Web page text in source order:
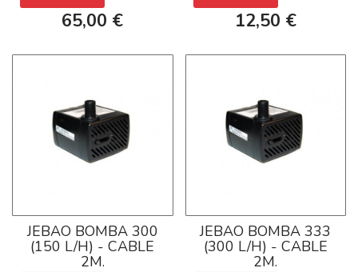
65,00 € 12,50 €
JEBAO BOMBA 300
(150 L/H) - CABLE
2M.
JEBAO BOMBA 333
(300 L/H) - CABLE
2M.